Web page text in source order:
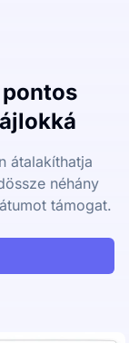
átalakíthatja
néhány
támogat.